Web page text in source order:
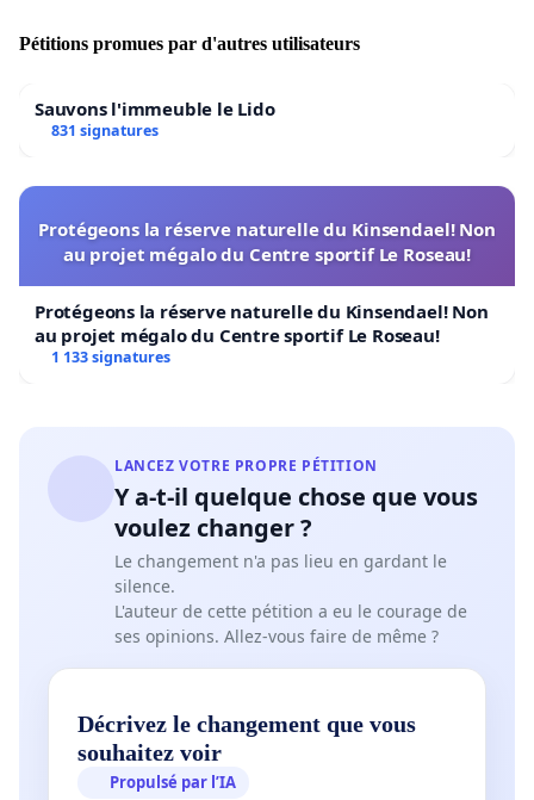
Pétitions promues par d'autres utilisateurs
Sauvons l'immeuble le Lido
831 signatures
Protégeons la réserve naturelle du Kinsendael! Non
au projet mégalo du Centre sportif Le Roseau!
Protégeons la réserve naturelle du Kinsendael! Non
au projet mégalo du Centre sportif Le Roseau!
1 133 signatures
LANCEZ VOTRE PROPRE PÉTITION
Y a-t-il quelque chose que vous
voulez changer ?
Le changement n'a pas lieu en gardant le
silence.
L'auteur de cette pétition a eu le courage de
ses opinions. Allez-vous faire de même ?
Décrivez le changement que vous
souhaitez voir
Propulsé par l’IA